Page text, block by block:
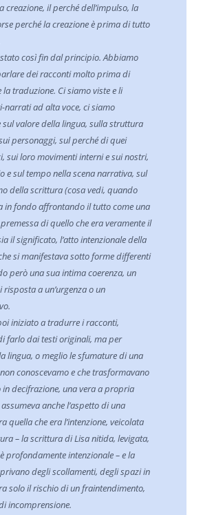
creazione, il perché dell’impulso, la
perché la creazione è prima di tutto
stato così fin dal principio. Abbiamo
dei racconti molto prima di
la traduzione. Ci siamo viste e li
narrati ad alta voce, ci siamo
valore della lingua, sulla struttura
personaggi, sul perché di quei
sui loro movimenti interni e sui nostri,
e sul tempo nella scena narrativa, sul
della scrittura (cosa vedi, quando
in fondo affrontando il tutto come una
di quello che era veramente il
il significato, l’atto intenzionale della
si manifestava sotto forme differenti
però una sua intima coerenza, un
a un’urgenza o un
iniziato a tradurre i racconti,
farlo dai testi originali, ma per
lingua, o meglio le sfumature di una
conoscevamo e che trasformavano
in decifrazione, una vera a propria
anche l’aspetto di una
quella che era l’intenzione, veicolata
– la scrittura di Lisa nitida, levigata,
profondamente intenzionale – e la
degli scollamenti, degli spazi in
solo il rischio di un fraintendimento,
incomprensione.